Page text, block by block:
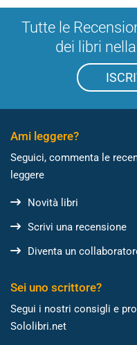
Tutte le
dei libri
Ami leggere?
Seguici, commenta le
leggere
Novità libri
Scrivi una recensione
Diventa un
Sei uno scrittore?
Segui i nostri consigli e
Sololibri.net